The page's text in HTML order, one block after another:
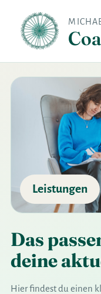
Leistungen
Das
deine
Hier findest du einen